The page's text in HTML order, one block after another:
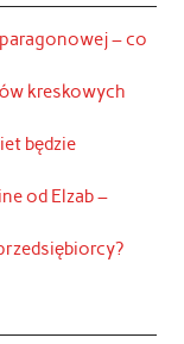
– co
kreskowych
będzie
od Elzab –